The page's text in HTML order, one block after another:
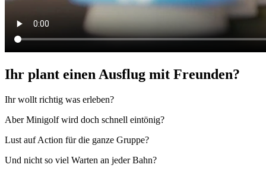
Ihr plant einen Ausflug mit Freunden?
Ihr wollt richtig was erleben?
Aber Minigolf wird doch schnell eintönig?
Lust auf Action für die ganze Gruppe?
Und nicht so viel Warten an jeder Bahn?